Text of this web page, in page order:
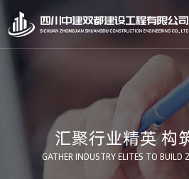
汇聚行业精英 构
GATHER INDUSTRY ELITES TO BUILD